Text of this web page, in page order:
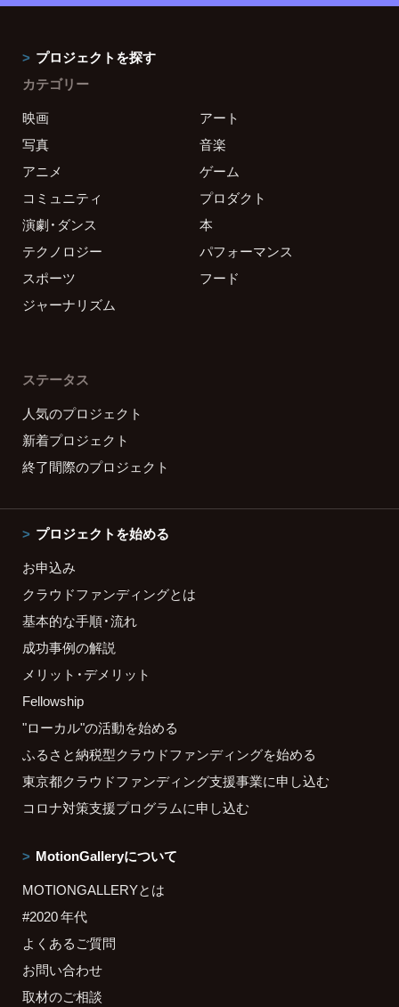
プロジェクトを探す
カテゴリー
映画
アート
写真
音楽
アニメ
ゲーム
コミュニティ
プロダクト
演劇・ダンス
本
テクノロジー
パフォーマンス
スポーツ
フード
ジャーナリズム
ステータス
人気のプロジェクト
新着プロジェクト
終了間際のプロジェクト
プロジェクトを始める
お申込み
クラウドファンディングとは
基本的な手順・流れ
成功事例の解説
メリット・デメリット
Fellowship
"ローカル"の活動を始める
ふるさと納税型クラウドファンディングを始める
東京都クラウドファンディング支援事業に申し込む
コロナ対策支援プログラムに申し込む
MotionGalleryについて
MOTIONGALLERYとは
#2020 年代
よくあるご質問
お問い合わせ
取材のご相談